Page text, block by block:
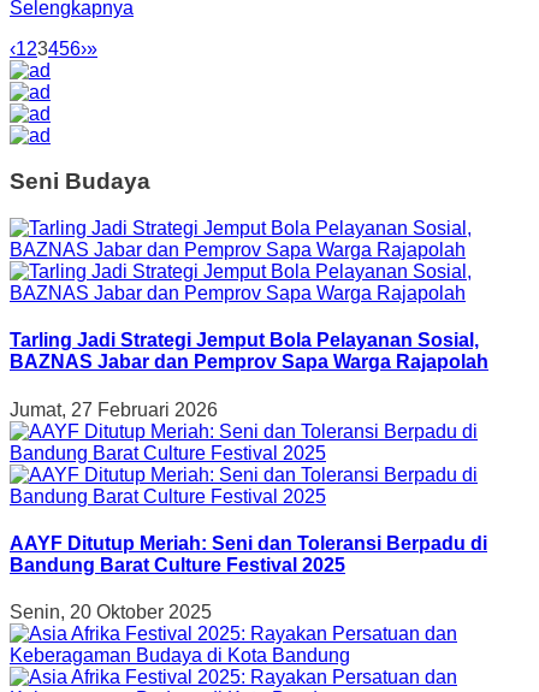
Selengkapnya
‹123456›»
Seni Budaya
Tarling Jadi Strategi Jemput Bola Pelayanan Sosial,
BAZNAS Jabar dan Pemprov Sapa Warga Rajapolah
Jumat, 27 Februari 2026
AAYF Ditutup Meriah: Seni dan Toleransi Berpadu di
Bandung Barat Culture Festival 2025
Senin, 20 Oktober 2025